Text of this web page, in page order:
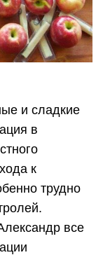
и сладкие
в
к
трудно
все